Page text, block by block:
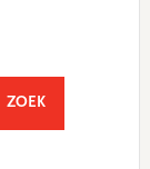
ZOEKSEARCH